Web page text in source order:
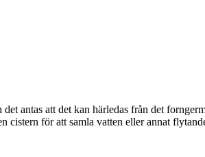
antas att det kan härledas från det
cistern för att samla vatten eller annat